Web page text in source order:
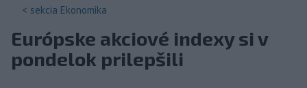
< sekcia Ekonomika
Európske akciové indexy si v
pondelok prilepšili